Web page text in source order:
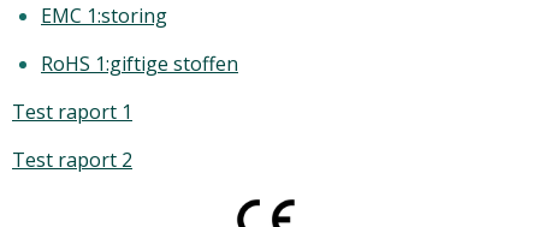
EMC 1:storing
RoHS 1:giftige stoffen
Test raport 1
Test raport 2